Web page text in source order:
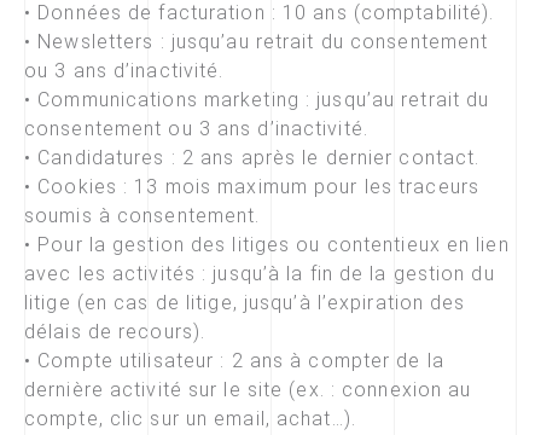
• Données de facturation : 10 ans (comptabilité).
• Newsletters : jusqu’au retrait du consentement
ou 3 ans d’inactivité.
• Communications marketing : jusqu’au retrait du
consentement ou 3 ans d’inactivité.
• Candidatures : 2 ans après le dernier contact.
• Cookies : 13 mois maximum pour les traceurs
soumis à consentement.
• Pour la gestion des litiges ou contentieux en lien
avec les activités : jusqu’à la fin de la gestion du
litige (en cas de litige, jusqu’à l’expiration des
délais de recours).
• Compte utilisateur : 2 ans à compter de la
dernière activité sur le site (ex. : connexion au
compte, clic sur un email, achat…).